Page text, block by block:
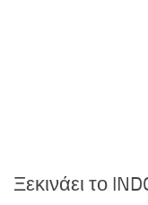
Ξεκινάει το